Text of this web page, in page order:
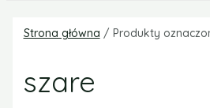
Strona główna / Produkty
szare